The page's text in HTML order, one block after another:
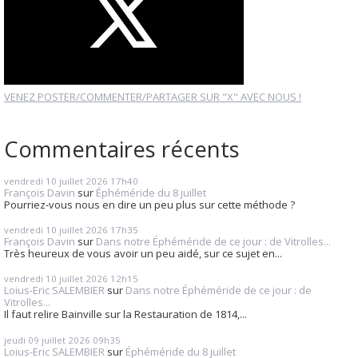
VENEZ POSTER/COMMENTER/PARTAGER SUR "X" AVEC NOUS !
Commentaires récents
vendredi 10 juillet 2026 17h40
François Davin sur Éphéméride du 8 juillet
Pourriez-vous nous en dire un peu plus sur cette méthode ?
vendredi 10 juillet 2026 17h35
François Davin sur Dans notre Éphéméride de ce jour : de Vitrolles...
Très heureux de vous avoir un peu aidé, sur ce sujet en...
vendredi 10 juillet 2026 12h15
Loius-Eric SALEMBIER sur Dans notre Éphéméride de ce jour : de
Vitrolles...
Il faut relire Bainville sur la Restauration de 1814,...
jeudi 09 juillet 2026 09h35
Loius-Eric SALEMBIER sur Éphéméride du 8 juillet